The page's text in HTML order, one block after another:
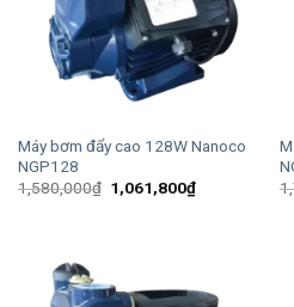
Máy bơm đẩy cao 128W Nanoco
NGP128
1,580,000₫ Giá
gốc
1,061,800₫Giá
hiện